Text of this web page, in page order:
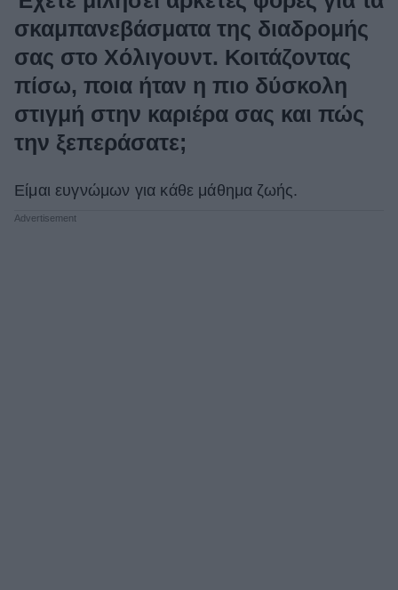
σκαμπανεβάσματα της διαδρομής
σας στο Χόλιγουντ. Κοιτάζοντας
πίσω, ποια ήταν η πιο δύσκολη
στιγμή στην καριέρα σας και πώς
την ξεπεράσατε;
Είμαι ευγνώμων για κάθε μάθημα ζωής.